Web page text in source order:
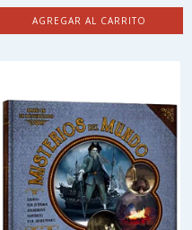
AGREGAR AL CARRITO